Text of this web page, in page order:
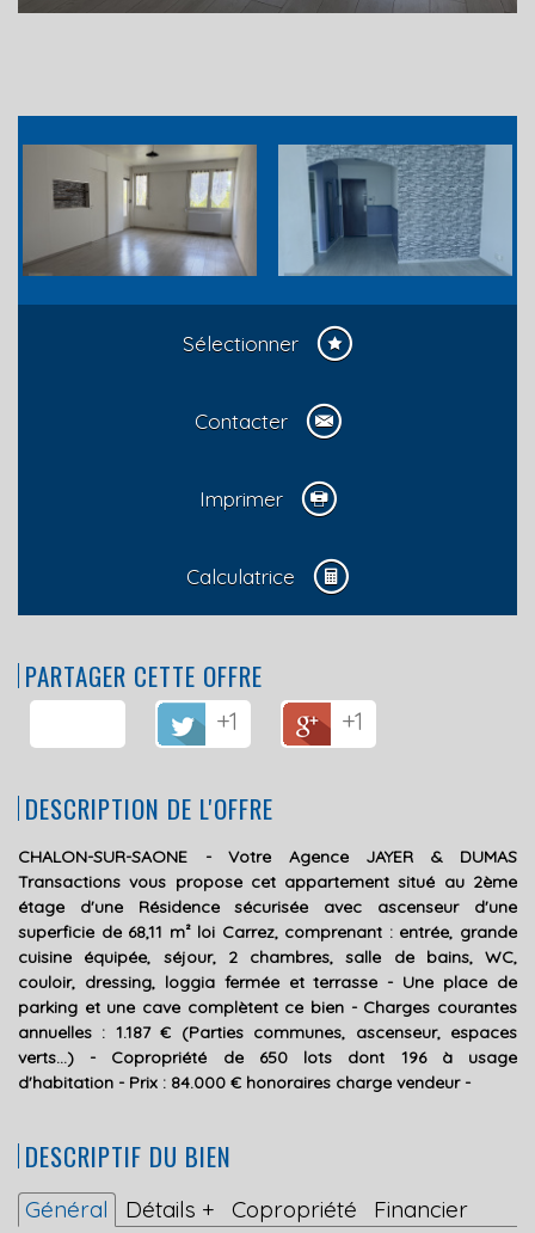
Sélectionner
Contacter
Imprimer
Calculatrice
PARTAGER CETTE OFFRE
+1 +1
DESCRIPTION DE L'OFFRE
CHALON-SUR-SAONE - Votre Agence JAYER & DUMAS
Transactions vous propose cet appartement situé au 2ème
étage d'une Résidence sécurisée avec ascenseur d'une
superficie de 68,11 m² loi Carrez, comprenant : entrée, grande
cuisine équipée, séjour, 2 chambres, salle de bains, WC,
couloir, dressing, loggia fermée et terrasse - Une place de
parking et une cave complètent ce bien - Charges courantes
annuelles : 1.187 € (Parties communes, ascenseur, espaces
verts...) - Copropriété de 650 lots dont 196 à usage
d'habitation - Prix : 84.000 € honoraires charge vendeur -
DESCRIPTIF DU BIEN
Général Détails + Copropriété Financier